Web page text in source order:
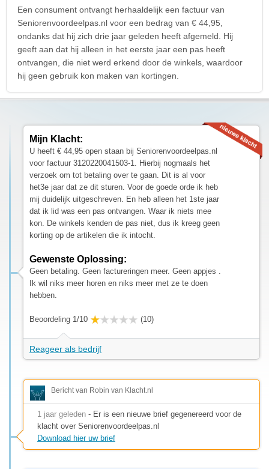
Een consument ontvangt herhaaldelijk een factuur van
Seniorenvoordeelpas.nl voor een bedrag van € 44,95,
ondanks dat hij zich drie jaar geleden heeft afgemeld. Hij
geeft aan dat hij alleen in het eerste jaar een pas heeft
ontvangen, die niet werd erkend door de winkels, waardoor
hij geen gebruik kon maken van kortingen.
Mijn Klacht:
U heeft € 44,95 open staan bij Seniorenvoordeelpas.nl
voor factuur 3120220041503-1. Hierbij nogmaals het
verzoek om tot betaling over te gaan. Dit is al voor
het3e jaar dat ze dit sturen. Voor de goede orde ik heb
mij duidelijk uitgeschreven. En heb alleen het 1ste jaar
dat ik lid was een pas ontvangen. Waar ik niets mee
kon. De winkels kenden de pas niet, dus ik kreeg geen
korting op de artikelen die ik intocht.
Gewenste Oplossing:
Geen betaling. Geen factureringen meer. Geen appjes .
Ik wil niks meer horen en niks meer met ze te doen
hebben.
Beoordeling 1/10 (10)
Reageer als bedrijf
Bericht van Robin van Klacht.nl
1 jaar geleden - Er is een nieuwe brief gegenereerd voor de
klacht over Seniorenvoordeelpas.nl
Download hier uw brief